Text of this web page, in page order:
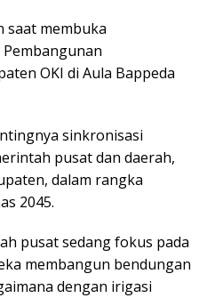
saat membuka
OKI di Aula Bappeda
sinkronisasi
pusat dan daerah,
dalam rangka
2045.
pusat sedang fokus pada
membangun bendungan
dengan irigasi